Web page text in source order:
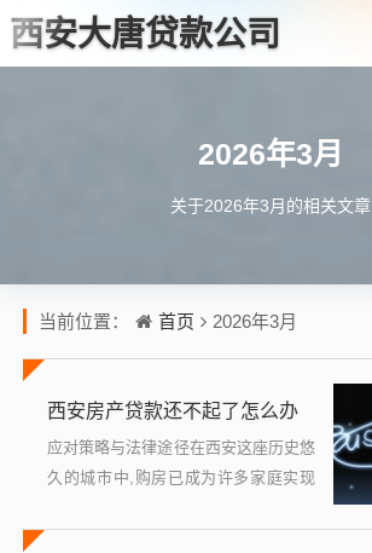
西安大唐贷款公司
2026年3月
关于2026年3月的相关文章
当前位置： 首页 2026年3月
西安房产贷款还不起了怎么办
应对策略与法律途径在西安这座历史悠
久的城市中,购房已成为许多家庭实现